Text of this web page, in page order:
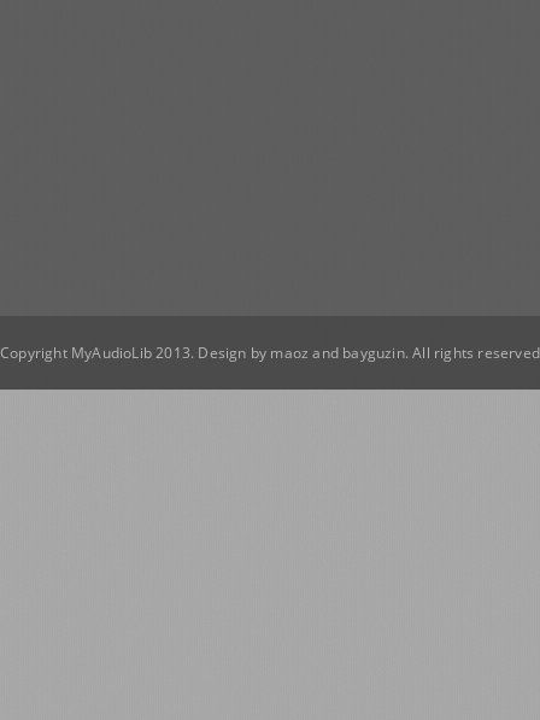
Copyright MyAudioLib 2013. Design by maoz and bayguzin. All rights